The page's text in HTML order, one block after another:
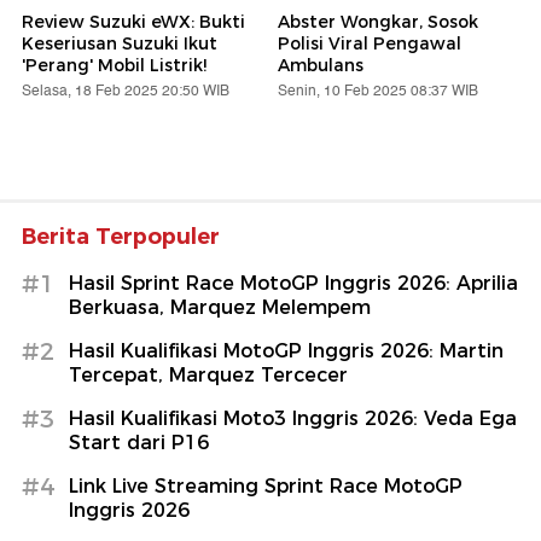
Review Suzuki eWX: Bukti
Keseriusan Suzuki Ikut
'Perang' Mobil Listrik!
Selasa, 18 Feb 2025 20:50 WIB
Abster Wongkar, Sosok
Polisi Viral Pengawal
Ambulans
Senin, 10 Feb 2025 08:37 WIB
Berita Terpopuler
#1
Hasil Sprint Race MotoGP Inggris 2026: Aprilia
Berkuasa, Marquez Melempem
#2
Hasil Kualifikasi MotoGP Inggris 2026: Martin
Tercepat, Marquez Tercecer
#3
Hasil Kualifikasi Moto3 Inggris 2026: Veda Ega
Start dari P16
#4
Link Live Streaming Sprint Race MotoGP
Inggris 2026